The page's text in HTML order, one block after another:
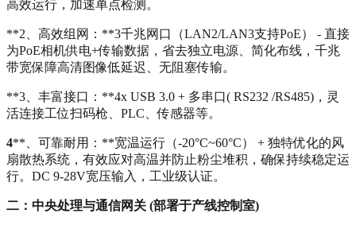
高效运行，加速单点检测。
**2、高效组网：**3千兆网口（LAN2/LAN3支持PoE） - 直接
为PoE相机供电+传输数据，省去独立电源、简化布线，千兆
带宽保障高清图像低延迟、无阻塞传输。
**3、丰富接口：**4x USB 3.0 + 多串口( RS232 /RS485)，灵
活连接工位扫码枪、PLC、传感器等。
4**、可靠耐用：**宽温运行（-20°C~60°C） + 独特优化的风
扇散热系统，有效应对高温并防止粉尘堆积，确保持续稳定运
行。DC 9-28V宽压输入，工业级认证。
二：中央处理与通信网关 (部署于产线控制室)